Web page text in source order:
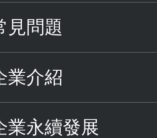
見問題
業介紹
業永續發展